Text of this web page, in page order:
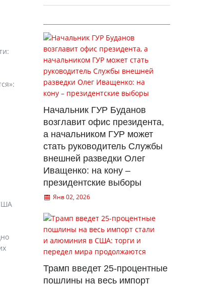
Начальник ГУР Буданов
возглавит офис президента,
а начальником ГУР может
стать руководитель Службы
внешней разведки Олег
Иващенко: на кону –
президентские выборы
Янв 02, 2026
Трамп введет 25-процентные
пошлины на весь импорт